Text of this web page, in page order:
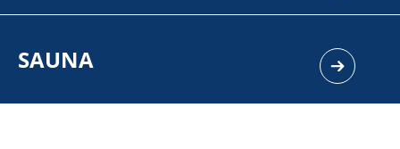
SAUNA